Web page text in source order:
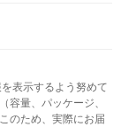
表示するよう努めて
容量、パッケージ、
のため、実際にお届